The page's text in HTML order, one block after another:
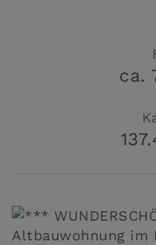
ca.